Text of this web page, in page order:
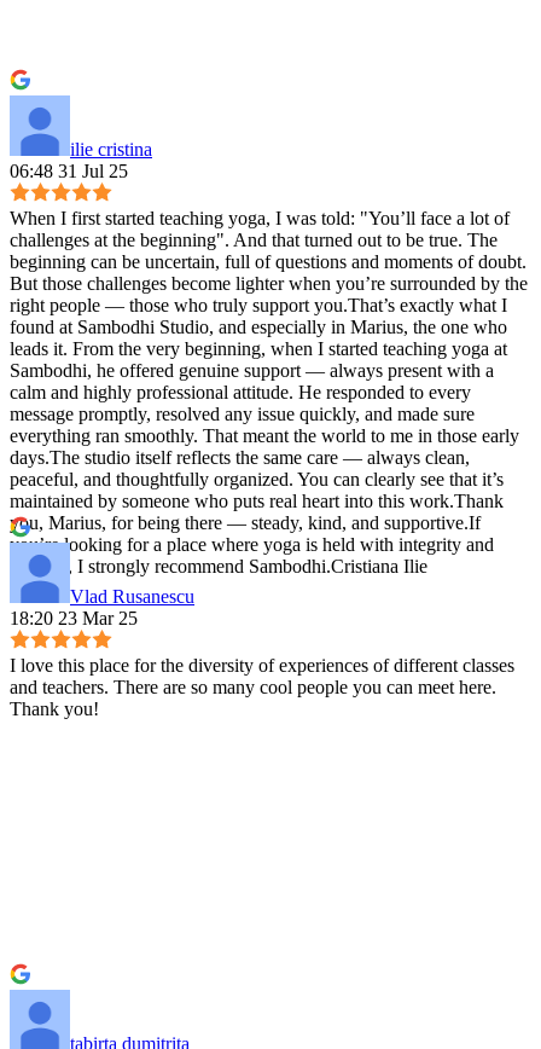
ilie cristina
06:48 31 Jul 25
When I first started teaching yoga, I was told: "You’ll face a lot of
challenges at the beginning". And that turned out to be true. The
beginning can be uncertain, full of questions and moments of doubt.
But those challenges become lighter when you’re surrounded by the
right people — those who truly support you.That’s exactly what I
found at Sambodhi Studio, and especially in Marius, the one who
leads it. From the very beginning, when I started teaching yoga at
Sambodhi, he offered genuine support — always present with a
calm and highly professional attitude. He responded to every
message promptly, resolved any issue quickly, and made sure
everything ran smoothly. That meant the world to me in those early
days.The studio itself reflects the same care — always clean,
peaceful, and thoughtfully organized. You can clearly see that it’s
maintained by someone who puts real heart into this work.Thank
you, Marius, for being there — steady, kind, and supportive.If
you’re looking for a place where yoga is held with integrity and
warmth, I strongly recommend Sambodhi.Cristiana Ilie
Vlad Rusanescu
18:20 23 Mar 25
I love this place for the diversity of experiences of different classes
and teachers. There are so many cool people you can meet here.
Thank you!
tabirta dumitrita